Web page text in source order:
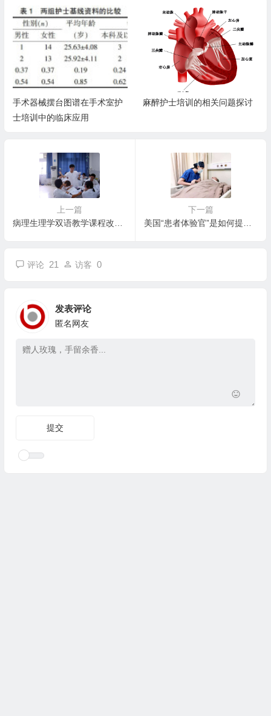
手术器械摆台图谱在手术室护
士培训中的临床应用
麻醉护士培训的相关问题探讨
上一篇
下一篇
评论 21 访客 0
发表评论
匿名网友